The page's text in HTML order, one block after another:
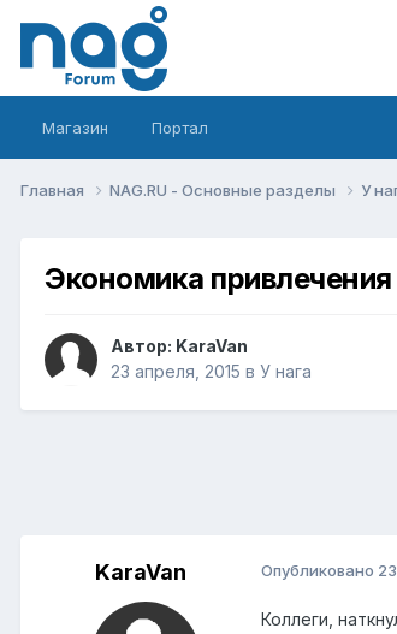
Магазин Портал
Главная NAG.RU - Основные разделы У
Экономика
Автор: KaraVan
23 апреля, 2015 в У нага
KaraVan Опубликовано
Коллеги,